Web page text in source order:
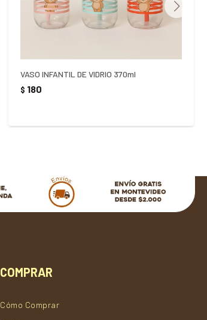
VASO INFANTIL DE VIDRIO 370ml
$ 180
COMPRAR
Cómo Comprar